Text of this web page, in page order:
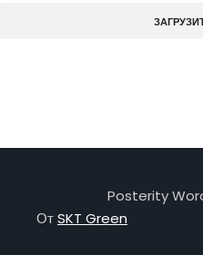
Posterity
ОтSKT Green